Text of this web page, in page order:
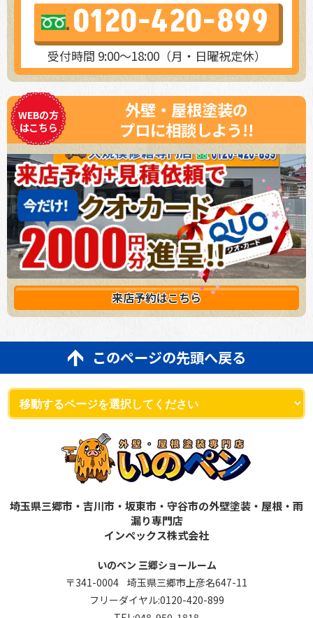
0120-420-899
受付時間 9:00～18:00（月・日曜祝定休）
WEBの方
はこちら
外壁・屋根塗装の
プロに相談しよう!!
来店予約はこちら
このページの先頭へ戻る
埼玉県三郷市・吉川市・坂東市・守谷市の外壁塗装・屋根・雨
漏り専門店
インペックス株式会社
いのペン 三郷ショールーム
〒341-0004 埼玉県三郷市上彦名647-11
フリーダイヤル:0120-420-899